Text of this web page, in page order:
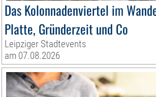
Das Kolonnadenviertel im
Platte, Gründerzeit und Co
Leipziger Stadtevents
am 07.08.2026